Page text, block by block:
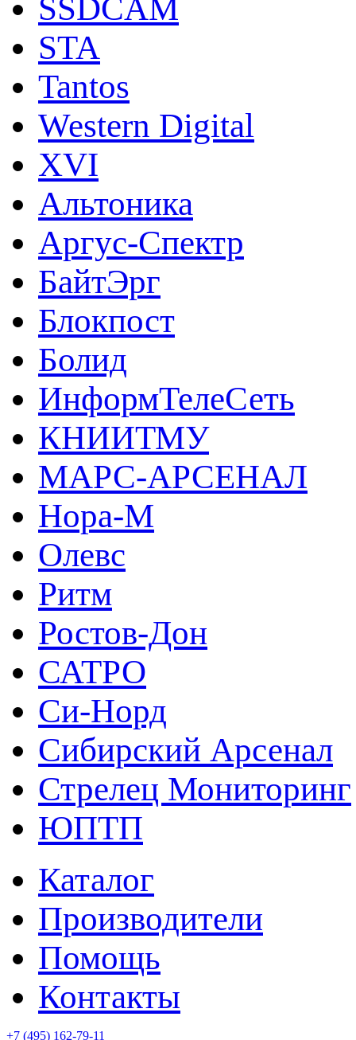
SSDCAM
STA
Tantos
Western Digital
XVI
Альтоника
Аргус-Спектр
БайтЭрг
Блокпост
Болид
ИнформТелеСеть
КНИИТМУ
МАРС-АРСЕНАЛ
Нора-М
Олевс
Ритм
Ростов-Дон
САТРО
Си-Норд
Сибирский Арсенал
Стрелец Мониторинг
ЮПТП
Каталог
Производители
Помощь
Контакты
+7 (495) 162-79-11